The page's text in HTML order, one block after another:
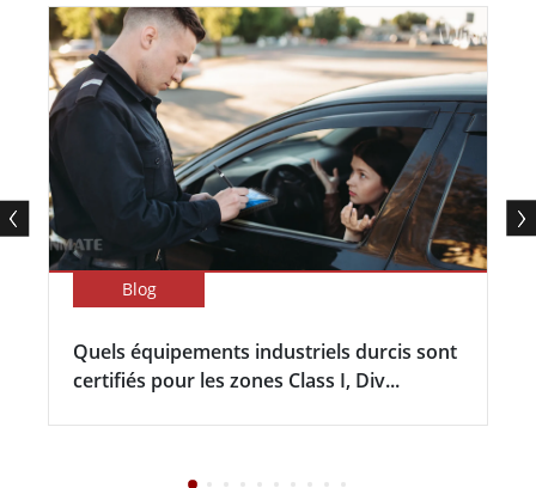
Blog
Quels équipements industriels durcis sont
certifiés pour les zones Class I, Div...